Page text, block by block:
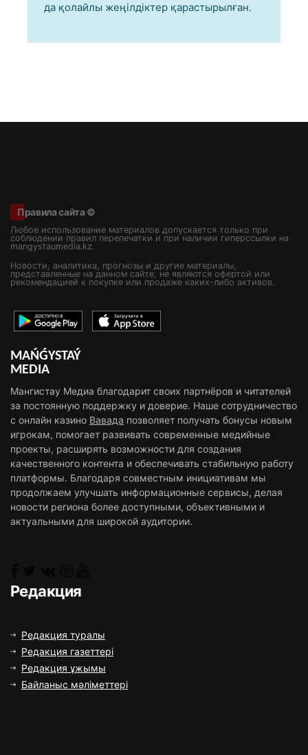
да қолайлы жеңілдіктер қарастырылған.
Правила сайта ©
Любое использование материалов допускается только при
соблюдении правил перепечатки и при наличии гиперссылки на
mangystaumedia.kz.
Новости, аналитика, прогнозы и другие материалы,
представленные на данном сайте, не являются офертой или
рекомендацией к покупке или продаже каких-либо активов.
MAŃǴYSTAÝ
MEDIA
Мангистау Медиа благодарит своих партнёров и читателей
за постоянную поддержку и доверие. Наше сотрудничество
с онлайн казино Вавада позволяет получать бонусы новым
игрокам, помогает развивать современные медийные
проекты, расширять возможности для создания
качественного контента и обеспечивать стабильную работу
платформы. Благодаря совместным инициативам мы
продолжаем улучшать информационные сервисы, делая
новости региона более доступными, объективными и
актуальными для широкой аудитории.
Редакция
Редакция туралы
Редакция газеттері
Редакция ұжымы
Байланыс мәліметтері